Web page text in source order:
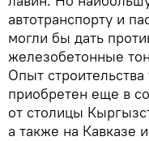
автотранспорту и
могли бы дать
железобетонные
Опыт
приобретен еще в
от столицы
а также на Кавказе